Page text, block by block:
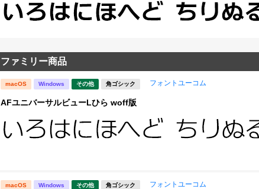
ファミリー商品
macOS Windows その他 角ゴシック フォントユーコム
AFユニバーサルビューLひら woff版
macOS Windows その他 角ゴシック フォントユーコム